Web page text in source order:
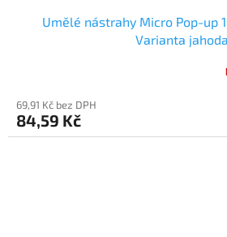
Umělé nástrahy Micro Pop-up
Varianta jahoda
69,91 Kč bez DPH
84,59 Kč